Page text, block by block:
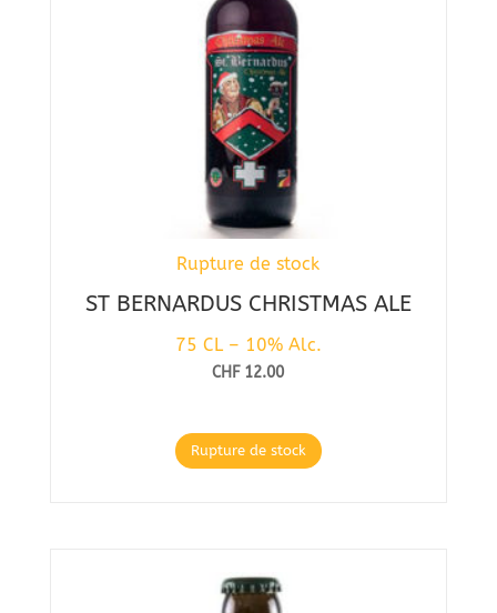
Rupture de stock
ST BERNARDUS CHRISTMAS ALE
75 CL – 10% Alc.
CHF12.00
Rupture de stock